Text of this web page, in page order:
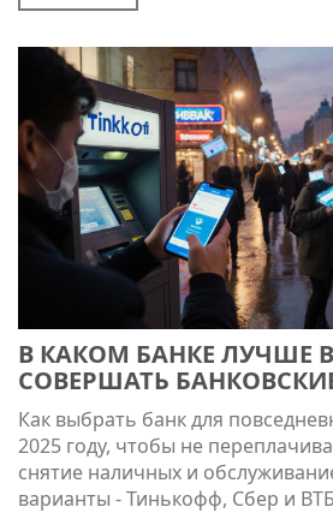
В КАКОМ БАНКЕ ЛУЧШЕ
СОВЕРШАТЬ
2025 ГОДУ
Как выбрать банк для
2025 году, чтобы не
снятие наличных и
варианты - Тинькофф, Сбер и